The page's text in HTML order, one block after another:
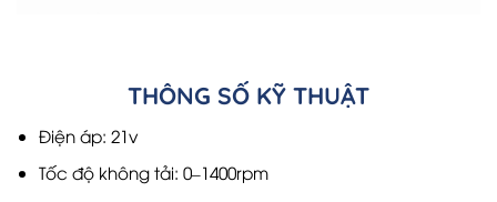
THÔNG SỐ KỸ THUẬT
Điện áp: 21v
Tốc độ không tải: 0–1400rpm